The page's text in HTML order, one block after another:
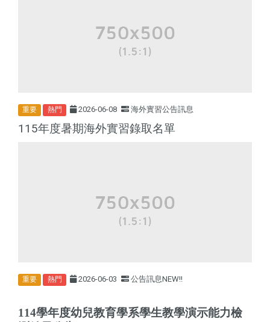
重要 熱門 2026-06-08 海外實習公告訊息
115年度暑期海外實習錄取名單
重要 熱門 2026-06-03 公告訊息NEW!!
114學年度幼兒教育學系學生教學演示能力檢